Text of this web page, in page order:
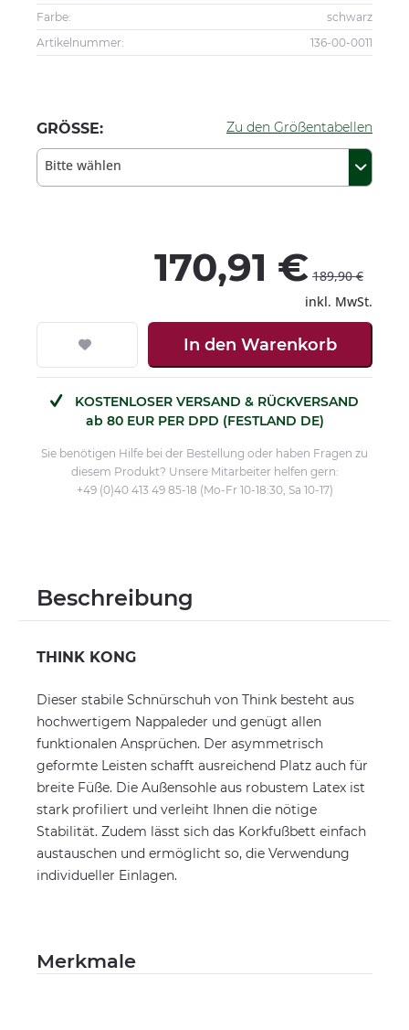
Farbe:
schwarz
Artikelnummer:
136-00-0011
GRÖSSE: Zu den Größentabellen
Bitte wählen
170,91 € 189,90 €
inkl. MwSt.
In den Warenkorb
KOSTENLOSER VERSAND & RÜCKVERSAND
ab 80 EUR PER DPD (FESTLAND DE)
Sie benötigen Hilfe bei der Bestellung oder haben Fragen zu
diesem Produkt? Unsere Mitarbeiter helfen gern:
+49 (0)40 413 49 85-18 (Mo-Fr 10-18:30, Sa 10-17)
Beschreibung
THINK KONG
Dieser stabile Schnürschuh von Think besteht aus
hochwertigem Nappaleder und genügt allen
funktionalen Ansprüchen. Der asymmetrisch
geformte Leisten schafft ausreichend Platz auch für
breite Füße. Die Außensohle aus robustem Latex ist
stark profiliert und verleiht Ihnen die nötige
Stabilität. Zudem lässt sich das Korkfußbett einfach
austauschen und ermöglicht so, die Verwendung
individueller Einlagen.
Merkmale